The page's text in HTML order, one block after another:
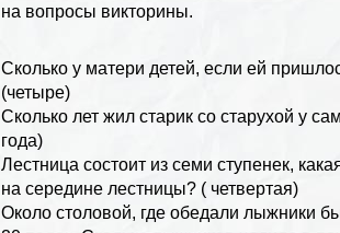
на вопросы викторины.
Сколько у матери детей, если ей
(четыре)
Сколько лет жил старик со старухой у
года)
Лестница состоит из семи ступенек,
на середине лестницы? ( четвертая)
Около столовой, где обедали лыжники